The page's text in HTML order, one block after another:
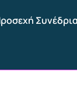
Συνέδρια